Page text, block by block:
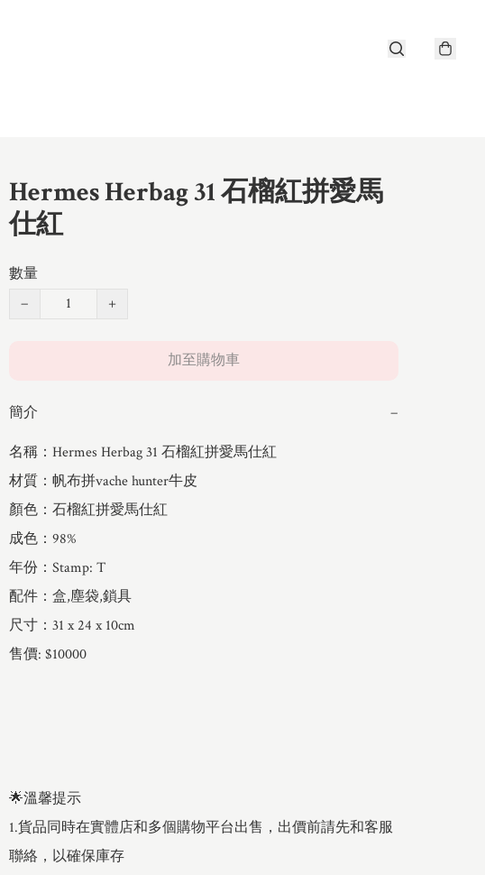
Hermes Herbag 31 石榴紅拼愛馬
仕紅
數量
−
+
加至購物車
簡介 −
名稱：Hermes Herbag 31 石榴紅拼愛馬仕紅
材質：帆布拼vache hunter牛皮
顏色：石榴紅拼愛馬仕紅
成色：98%
年份：Stamp: T
配件：盒,塵袋,鎖具
尺寸：31 x 24 x 10cm
售價: $10000
🌟溫馨提示
1.貨品同時在實體店和多個購物平台出售，出價前請先和客服
聯絡，以確保庫存